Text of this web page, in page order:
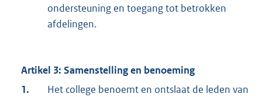
ondersteuning en toegang tot betrokken
afdelingen.
Artikel 3: Samenstelling en benoeming
1.
Het college benoemt en ontslaat de leden van